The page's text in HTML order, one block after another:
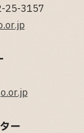
25-3157
ー